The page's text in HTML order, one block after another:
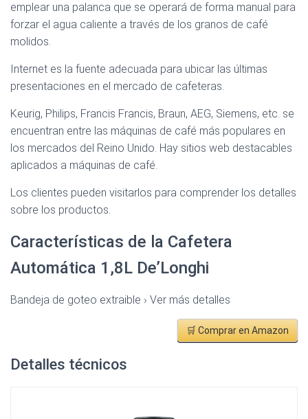
emplear una palanca que se operará de forma manual para
forzar el agua caliente a través de los granos de café
molidos.
Internet es la fuente adecuada para ubicar las últimas
presentaciones en el mercado de cafeteras.
Keurig, Philips, Francis Francis, Braun, AEG, Siemens, etc. se
encuentran entre las máquinas de café más populares en
los mercados del Reino Unido. Hay sitios web destacables
aplicados a máquinas de café.
Los clientes pueden visitarlos para comprender los detalles
sobre los productos.
Características de la Cafetera
Automática 1,8L De’Longhi
Bandeja de goteo extraible › Ver más detalles
🛒 Comprar en Amazon
Detalles técnicos